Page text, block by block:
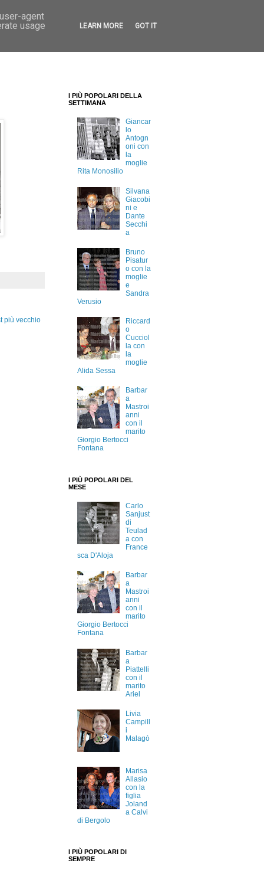
più vecchio
I PIÙ POPOLARI DELLA
SETTIMANA
Giancar
lo
Antogn
oni con
la
moglie
Rita Monosilio
Silvana
Giacobi
ni e
Dante
Secchi
a
Bruno
Pisatur
o con la
moglie
e
Sandra
Verusio
Riccard
o
Cucciol
la con
la
moglie
Alida Sessa
Barbar
a
Mastroi
anni
con il
marito
Giorgio Bertocci
Fontana
I PIÙ POPOLARI DEL
MESE
Carlo
Sanjust
di
Teulad
a con
France
sca D'Aloja
Barbar
a
Mastroi
anni
con il
marito
Giorgio Bertocci
Fontana
Barbar
a
Piattelli
con il
marito
Ariel
Livia
Campill
i
Malagò
Marisa
Allasio
con la
figlia
Joland
a Calvi
di Bergolo
I PIÙ POPOLARI DI
SEMPRE
agent
usage
LEARN MORE GOT IT